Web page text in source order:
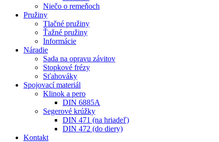
Niečo o remeňoch
Pružiny
Tlačné pružiny
Ťažné pružiny
Informácie
Náradie
Sada na opravu závitov
Stopkové frézy
Sťahováky
Spojovací materiál
Klinok a pero
DIN 6885A
Segerové krúžky
DIN 471 (na hriadeľ)
DIN 472 (do diery)
Kontakt